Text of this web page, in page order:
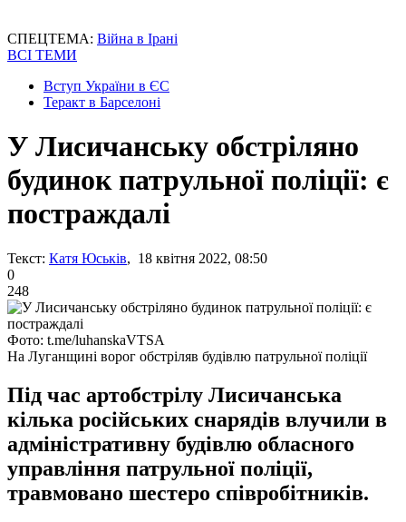
СПЕЦТЕМА: Війна в Ірані
ВСІ ТЕМИ
Вступ України в ЄС
Теракт в Барселоні
У Лисичанську обстріляно
будинок патрульної поліції: є
постраждалі
Текст: Катя Юськів, 18 квітня 2022, 08:50
0
248
Фото: t.me/luhanskaVTSA
На Луганщині ворог обстріляв будівлю патрульної поліції
Під час артобстрілу Лисичанська
кілька російських снарядів влучили в
адміністративну будівлю обласного
управління патрульної поліції,
травмовано шестеро співробітників.